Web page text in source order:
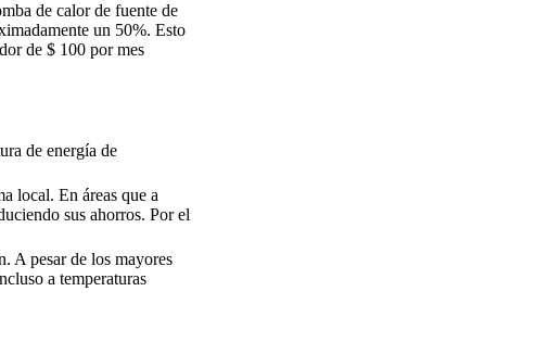
de calor de fuente de
un 50%. Esto
de $ 100 por mes
de energía de
local. En áreas que a
sus ahorros. Por el
A pesar de los mayores
a temperaturas